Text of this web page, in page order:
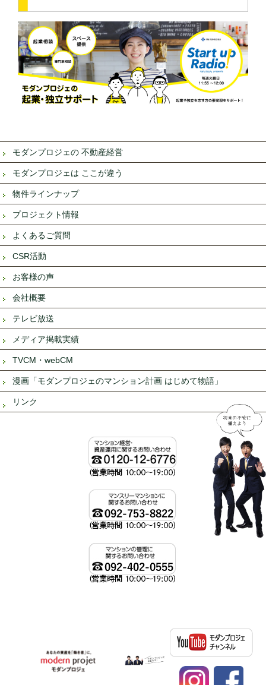
モダンプロジェの 不動産経営
モダンプロジェは ここが違う
物件ラインナップ
プロジェクト情報
よくあるご質問
CSR活動
お客様の声
会社概要
テレビ放送
メディア掲載実績
TVCM・webCM
漫画「モダンプロジェのマンション計画 はじめて物語」
リンク
資産運用、不動産投資ならモダンプロジ